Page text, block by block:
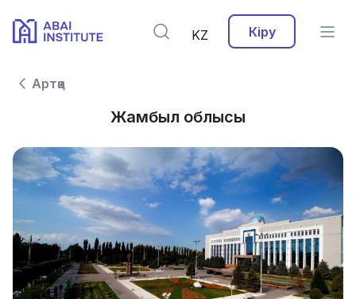
KZ Кіру
Артқа
Жамбыл облысы